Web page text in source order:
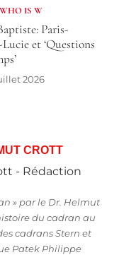
WHO IS W
Paris-
et ‘Questions
2026
CROTT
» par le Dr. Helmut
du cadran au
cadrans Stern et
Patek Philippe